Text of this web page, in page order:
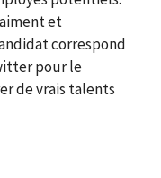
et
correspond
pour le
de vrais talents